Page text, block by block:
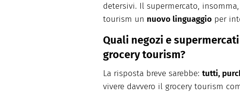
detersivi. Il supermercato,
tourism un nuovo linguaggio per
Quali negozi e
grocery tourism?
La risposta breve sarebbe: tutti,
vivere davvero il grocery tourism